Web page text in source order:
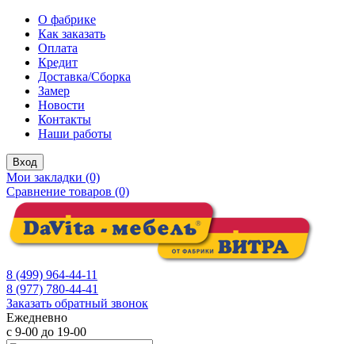
О фабрике
Как заказать
Оплата
Кредит
Доставка/Сборка
Замер
Новости
Контакты
Наши работы
Вход
Мои закладки (0)
Сравнение товаров (0)
8 (499) 964-44-11
8 (977) 780-44-41
Заказать обратный звонок
Ежедневно
с 9-00 до 19-00